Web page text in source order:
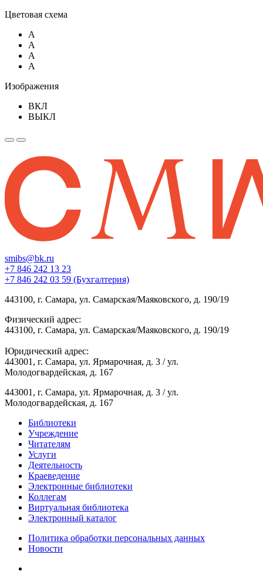
Цветовая схема
A
A
A
A
Изображения
ВКЛ
ВЫКЛ
smibs@bk.ru
+7 846 242 13 23
+7 846 242 03 59 (Бухгалтерия)
443100, г. Самара, ул. Самарская/Маяковского, д. 190/19
Физический адрес:
443100, г. Самара, ул. Самарская/Маяковского, д. 190/19
Юридический адрес:
443001, г. Самара, ул. Ярмарочная, д. 3 / ул.
Молодогвардейская, д. 167
443001, г. Самара, ул. Ярмарочная, д. 3 / ул.
Молодогвардейская, д. 167
Библиотеки
Учреждение
Читателям
Услуги
Деятельность
Краеведение
Электронные библиотеки
Коллегам
Виртуальная библиотека
Электронный каталог
Политика обработки персональных данных
Новости